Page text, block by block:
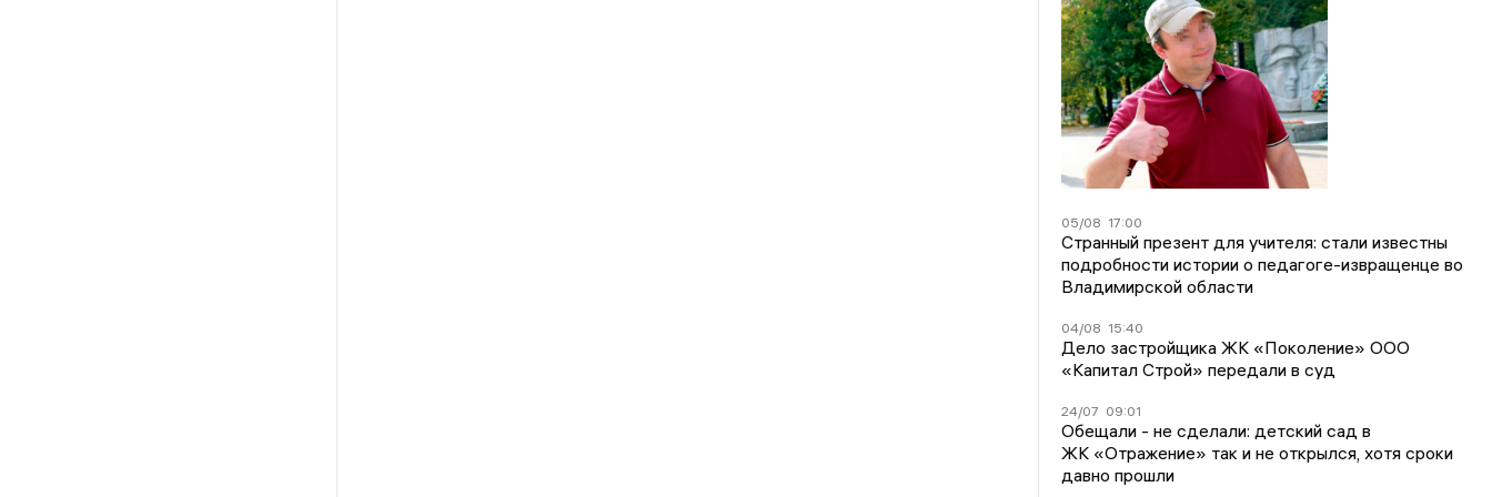
05/08 17:00
Странный презент для учителя: стали известны
подробности истории о педагоге-извращенце во
Владимирской области
04/08 15:40
Дело застройщика ЖК «Поколение» ООО
«Капитал Строй» передали в суд
24/07 09:01
Обещали - не сделали: детский сад в
ЖК «Отражение» так и не открылся, хотя сроки
давно прошли